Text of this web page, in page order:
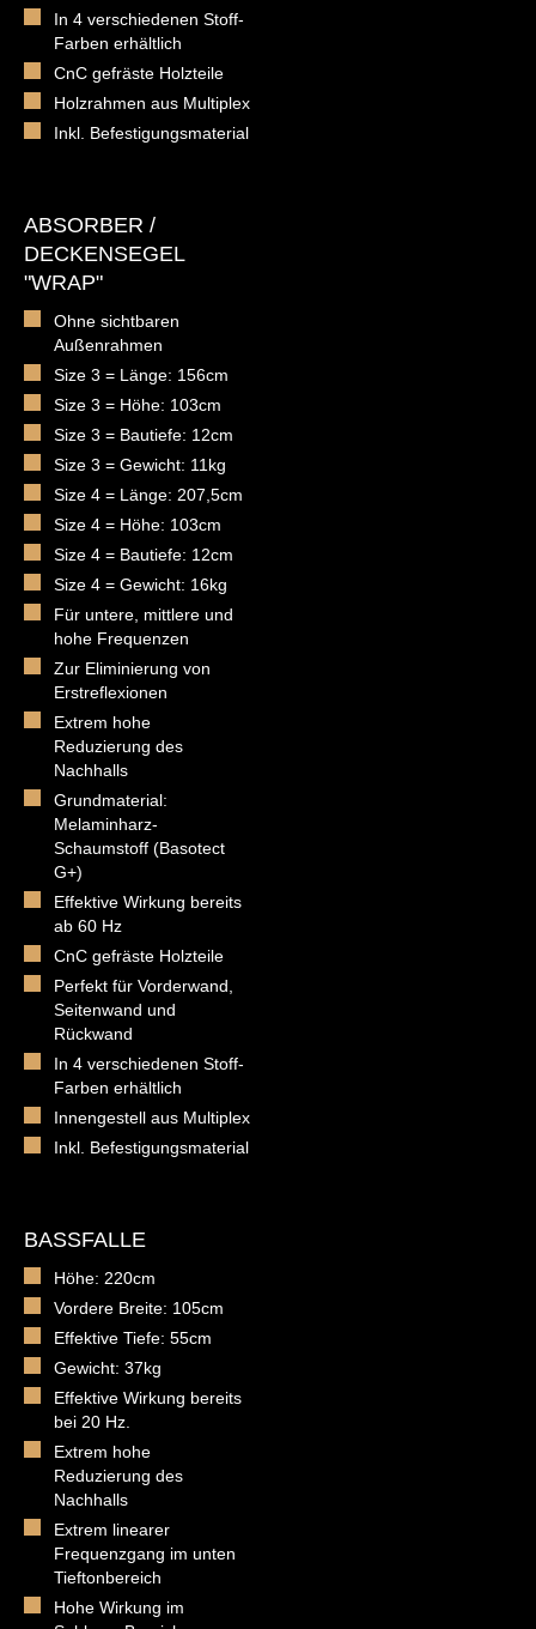
In 4 verschiedenen Stoff-
Farben erhältlich
CnC gefräste Holzteile
Holzrahmen aus Multiplex
Inkl. Befestigungsmaterial
ABSORBER /
DECKENSEGEL
"WRAP"
Ohne sichtbaren
Außenrahmen
Size 3 = Länge: 156cm
Size 3 = Höhe: 103cm
Size 3 = Bautiefe: 12cm
Size 3 = Gewicht: 11kg
Size 4 = Länge: 207,5cm
Size 4 = Höhe: 103cm
Size 4 = Bautiefe: 12cm
Size 4 = Gewicht: 16kg
Für untere, mittlere und
hohe Frequenzen
Zur Eliminierung von
Erstreflexionen
Extrem hohe
Reduzierung des
Nachhalls
Grundmaterial:
Melaminharz-
Schaumstoff (Basotect
G+)
Effektive Wirkung bereits
ab 60 Hz
CnC gefräste Holzteile
Perfekt für Vorderwand,
Seitenwand und
Rückwand
In 4 verschiedenen Stoff-
Farben erhältlich
Innengestell aus Multiplex
Inkl. Befestigungsmaterial
BASSFALLE
Höhe: 220cm
Vordere Breite: 105cm
Effektive Tiefe: 55cm
Gewicht: 37kg
Effektive Wirkung bereits
bei 20 Hz.
Extrem hohe
Reduzierung des
Nachhalls
Extrem linearer
Frequenzgang im unten
Tieftonbereich
Hohe Wirkung im